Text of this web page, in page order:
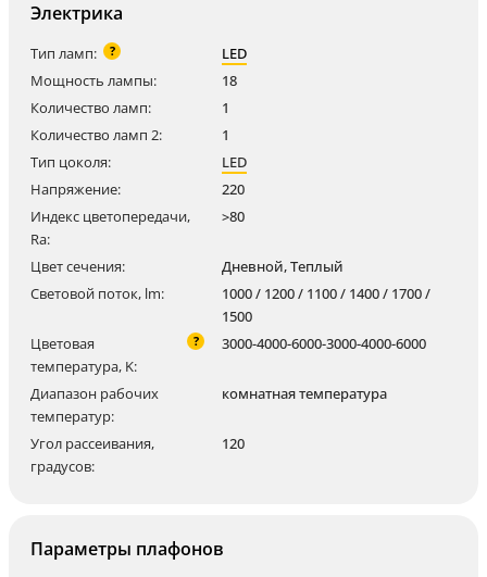
Электрика
Тип ламп: ?
LED
Мощность лампы:
18
Количество ламп:
1
Количество ламп 2:
1
Тип цоколя:
LED
Напряжение:
220
Индекс цветопередачи,
Ra:
>80
Цвет сечения:
Дневной, Теплый
Световой поток, lm:
1000 / 1200 / 1100 / 1400 / 1700 /
1500
Цветовая
температура, K:
? 3000-4000-6000-3000-4000-6000
Диапазон рабочих
температур:
комнатная температура
Угол рассеивания,
градусов:
120
Параметры плафонов